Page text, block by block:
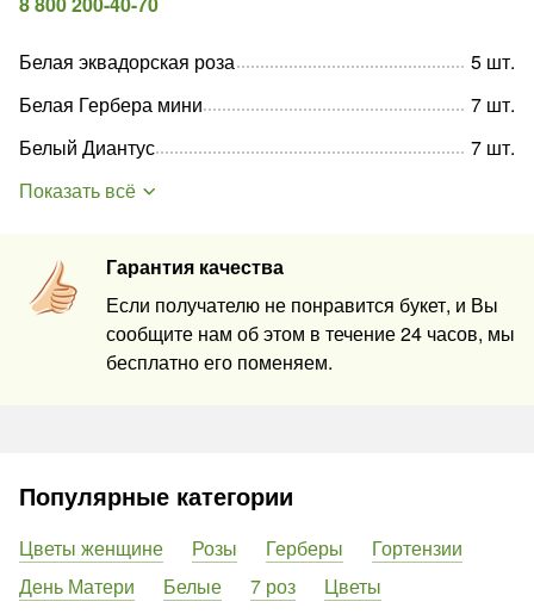
Гарантия качества
Если получателю не понравится букет, и Вы
сообщите нам об этом в течение 24 часов, мы
бесплатно его поменяем.
Белая эквадорская роза 5 шт.
Белая Гербера мини
7 шт.
Белый Диантус
7 шт.
Показать всё
Популярные категории
Цветы женщине Розы Герберы
Гортензии
День Матери
Белые 7 роз Цветы